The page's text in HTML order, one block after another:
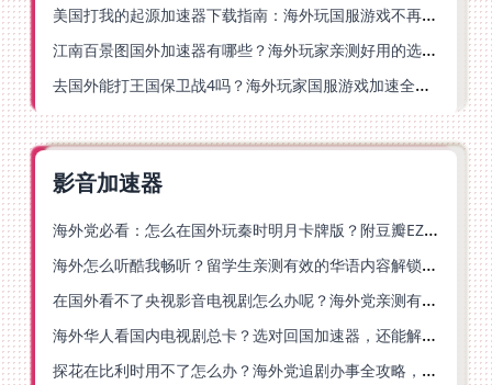
美国打我的起源加速器下载指南：海外玩国服游戏不再卡的终极方案
江南百景图国外加速器有哪些？海外玩家亲测好用的选择与避坑指南
去国外能打王国保卫战4吗？海外玩家国服游戏加速全攻略（附公主连结幻想江湖实测）
影音加速器
海外党必看：怎么在国外玩秦时明月卡牌版？附豆瓣EZCast地区限制破解法
海外怎么听酷我畅听？留学生亲测有效的华语内容解锁指南
在国外看不了央视影音电视剧怎么办呢？海外党亲测有效的回国加速方案
海外华人看国内电视剧总卡？选对回国加速器，还能解决菲律宾打不开反诈中心的问题
探花在比利时用不了怎么办？海外党追剧办事全攻略，选对加速器就够了